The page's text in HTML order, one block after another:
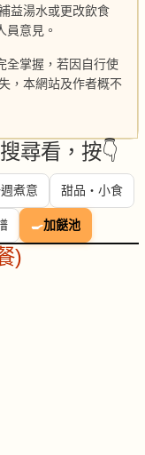
益湯水或更改飲食
員意見。
全掌握，若因自行使
，本網站及作者概不
尋看，按👇
煮意 甜品・小食
🍳加餸池
)